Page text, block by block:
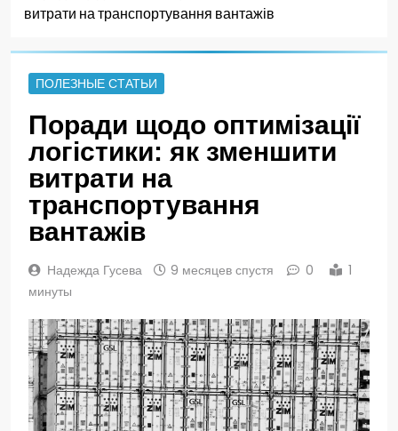
витрати на транспортування вантажів
ПОЛЕЗНЫЕ СТАТЬИ
Поради щодо оптимізації
логістики: як зменшити
витрати на
транспортування
вантажів
Надежда Гусева 9 месяцев спустя 0
1
минуты